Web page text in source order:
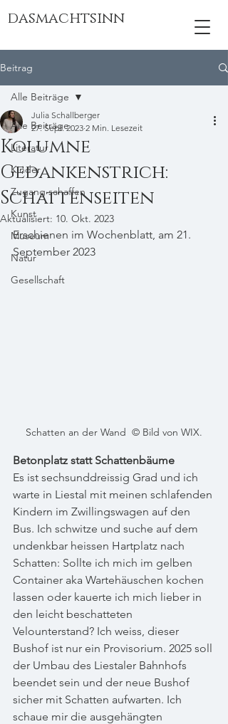
dasmachtsinn
Beitrag
Alle Beiträge
Literatur
Kinder
Zugang schaffen
Kunst
Museum
Natur
Gesellschaft
Alle Beiträge
Kolumne
Gedankenstrich:
Schattenseiten
Julia Schallberger
27. Sept. 2023 2 Min. Lesezeit
Aktualisiert: 10. Okt. 2023
Erschienen im Wochenblatt, am 21.
September 2023
Schatten an der Wand  © Bild von WIX.
Betonplatz statt Schattenbäume
Es ist sechsunddreissig Grad und ich
warte in Liestal mit meinen schlafenden
Kindern im Zwillingswagen auf den
Bus. Ich schwitze und suche auf dem
undenkbar heissen Hartplatz nach
Schatten: Sollte ich mich im gelben
Container aka Wartehäuschen kochen
lassen oder kauerte ich mich lieber in
den leicht beschatteten
Velounterstand? Ich weiss, dieser
Bushof ist nur ein Provisorium. 2025 soll
der Umbau des Liestaler Bahnhofs
beendet sein und der neue Bushof
sicher mit Schatten aufwarten. Ich
schaue mir die ausgehängten